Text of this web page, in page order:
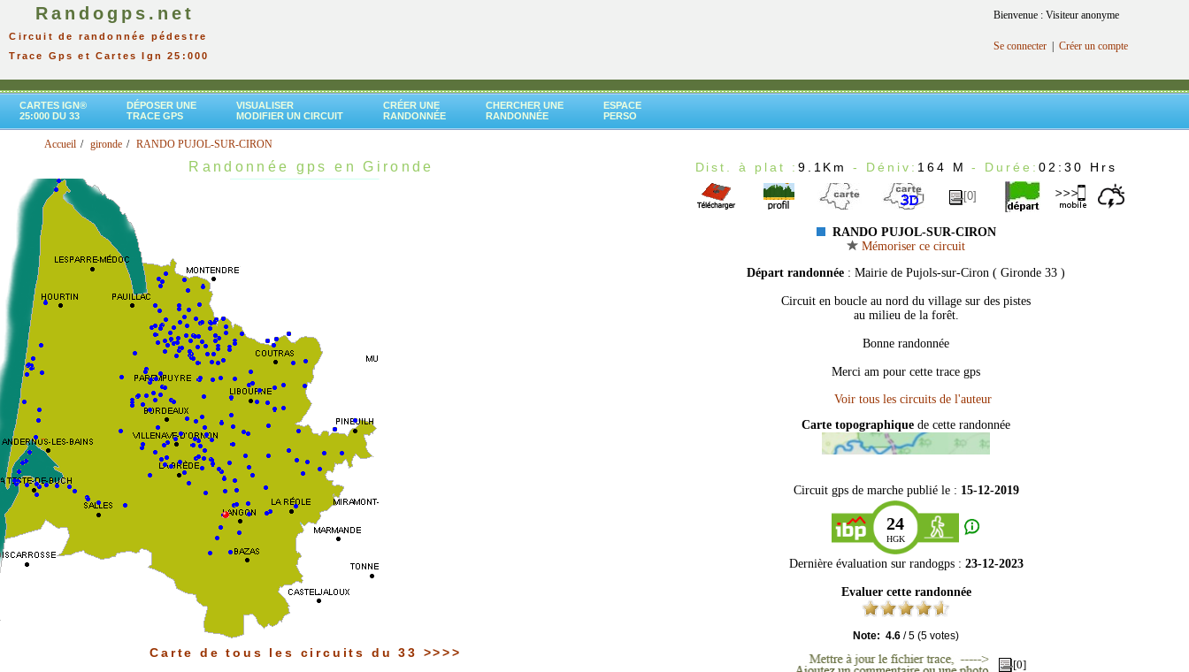
Randogps.net
Circuit de randonnée pédestre
Trace Gps et Cartes Ign 25:000
Bienvenue : Visiteur anonyme
Se connecter Créer un compte
CARTES IGN®
25:000 DU 33
DÉPOSER UNE
TRACE GPS
VISUALISER
MODIFIER UN CIRCUIT
CRÉER UNE
RANDONNÉE
CHERCHER UNE
RANDONNÉE
ESPACE
PERSO
Accueil gironde RANDO PUJOL-SUR-CIRON
Randonnée gps en Gironde
Carte de tous les circuits du 33 >>>>
Dist. à plat : 9.1Km - Déniv: 164 M- Durée:02:30 Hrs
[0]
RANDO PUJOL-SUR-CIRON
Mémoriser ce circuit
Départ randonnée : Mairie de Pujols-sur-Ciron ( Gironde 33 )
Circuit en boucle au nord du village sur des pistes
au milieu de la forêt.
Bonne randonnée
Merci am pour cette trace gps
Carte topographique de cette randonnée
Circuit gps de marche publié le : 15-12-2019
24
HGK
Dernière évaluation sur randogps : 23-12-2023
Evaluer cette randonnée
Note: 4.6 /5 (5 votes)
[0]